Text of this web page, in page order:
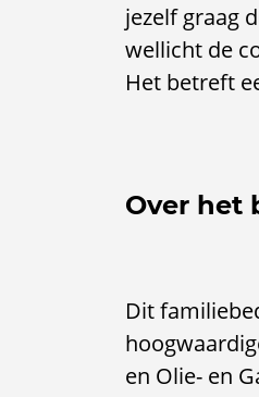
jezelf graag
wellicht de
Het betreft
Over het
Dit
en Olie- en